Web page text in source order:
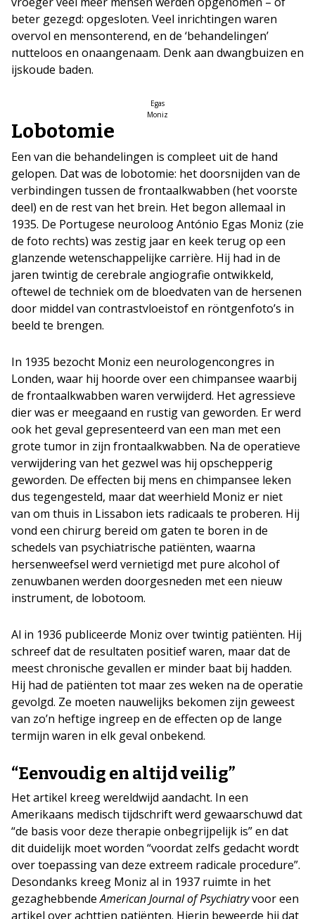
beter gezegd: opgesloten. Veel inrichtingen waren
overvol en mensonterend, en de ‘behandelingen’
nutteloos en onaangenaam. Denk aan dwangbuizen en
ijskoude baden.
Egas
Moniz
Lobotomie
Een van die behandelingen is compleet uit de hand
gelopen. Dat was de lobotomie: het doorsnijden van de
verbindingen tussen de frontaalkwabben (het voorste
deel) en de rest van het brein. Het begon allemaal in
1935. De Portugese neuroloog António Egas Moniz (zie
de foto rechts) was zestig jaar en keek terug op een
glanzende wetenschappelijke carrière. Hij had in de
jaren twintig de cerebrale angiografie ontwikkeld,
oftewel de techniek om de bloedvaten van de hersenen
door middel van contrastvloeistof en röntgenfoto’s in
beeld te brengen.
In 1935 bezocht Moniz een neurologencongres in
Londen, waar hij hoorde over een chimpansee waarbij
de frontaalkwabben waren verwijderd. Het agressieve
dier was er meegaand en rustig van geworden. Er werd
ook het geval gepresenteerd van een man met een
grote tumor in zijn frontaalkwabben. Na de operatieve
verwijdering van het gezwel was hij opschepperig
geworden. De effecten bij mens en chimpansee leken
dus tegengesteld, maar dat weerhield Moniz er niet
van om thuis in Lissabon iets radicaals te proberen. Hij
vond een chirurg bereid om gaten te boren in de
schedels van psychiatrische patiënten, waarna
hersenweefsel werd vernietigd met pure alcohol of
zenuwbanen werden doorgesneden met een nieuw
instrument, de lobotoom.
Al in 1936 publiceerde Moniz over twintig patiënten. Hij
schreef dat de resultaten positief waren, maar dat de
meest chronische gevallen er minder baat bij hadden.
Hij had de patiënten tot maar zes weken na de operatie
gevolgd. Ze moeten nauwelijks bekomen zijn geweest
van zo’n heftige ingreep en de effecten op de lange
termijn waren in elk geval onbekend.
“Eenvoudig en altijd veilig”
Het artikel kreeg wereldwijd aandacht. In een
Amerikaans medisch tijdschrift werd gewaarschuwd dat
“de basis voor deze therapie onbegrijpelijk is” en dat
dit duidelijk moet worden “voordat zelfs gedacht wordt
over toepassing van deze extreem radicale procedure”.
Desondanks kreeg Moniz al in 1937 ruimte in het
gezaghebbendeAmerican Journal of Psychiatryvoor een
artikel over achttien patiënten. Hierin beweerde hij dat